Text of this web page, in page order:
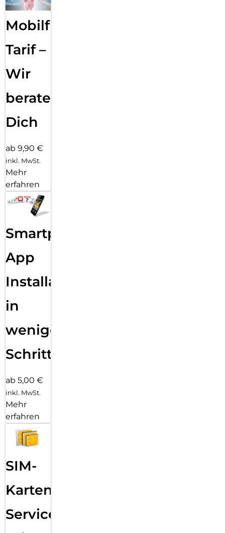
Mobilfunk
Tarif –
Wir
beraten
Dich
ab 9,90 €
inkl. MwSt.
Mehr
erfahren
Smartphone
App
Installation
in
wenigen
Schritten
ab 5,00 €
inkl. MwSt.
Mehr
erfahren
SIM-
Karten
Service: